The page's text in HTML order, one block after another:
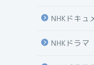
NHKドキュ
NHKドラマ